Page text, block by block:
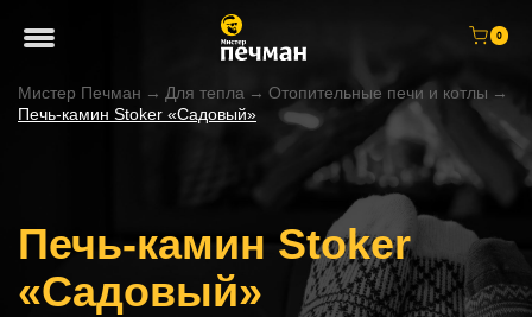
0
Мистер Печман → Для тепла → Отопительные печи и котлы →
Печь-камин Stoker «Садовый»
Печь-камин Stoker
«Садовый»